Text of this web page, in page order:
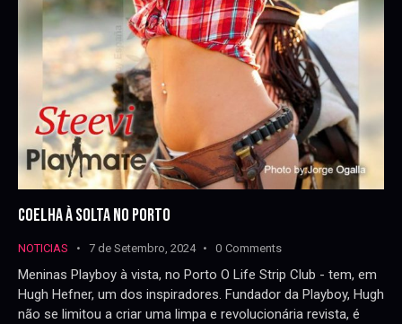
COELHA À SOLTA NO PORTO
NOTICIAS 7 de Setembro, 2024 0 Comments
Meninas Playboy à vista, no Porto O Life Strip Club - tem, em
Hugh Hefner, um dos inspiradores. Fundador da Playboy, Hugh
não se limitou a criar uma limpa e revolucionária revista, é